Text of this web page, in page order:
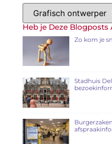
Heb je Deze Blogposts
Zo kom je
Stadhuis